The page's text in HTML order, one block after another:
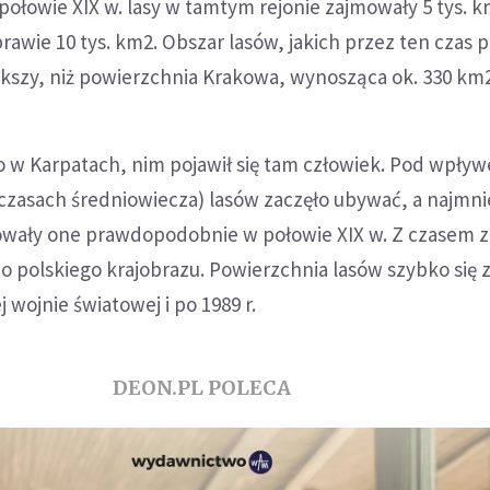
XIX w. lasy w tamtym rejonie zajmowały 5 tys.
10 tys. km2. Obszar lasów, jakich przez ten czas
niż powierzchnia Krakowa, wynosząca ok. 330
w Karpatach, nim pojawił się tam człowiek. Pod
średniowiecza) lasów zaczęło ubywać, a
one prawdopodobnie w połowie XIX w. Z czasem
polskiego krajobrazu. Powierzchnia lasów szybko się
wojnie światowej i po 1989 r.
DEON.PL POLECA